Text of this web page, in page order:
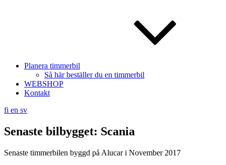
Planera timmerbil
Så här beställer du en timmerbil
WEBSHOP
Kontakt
fi en sv
Senaste bilbygget: Scania
Senaste timmerbilen byggd på Alucar i November 2017